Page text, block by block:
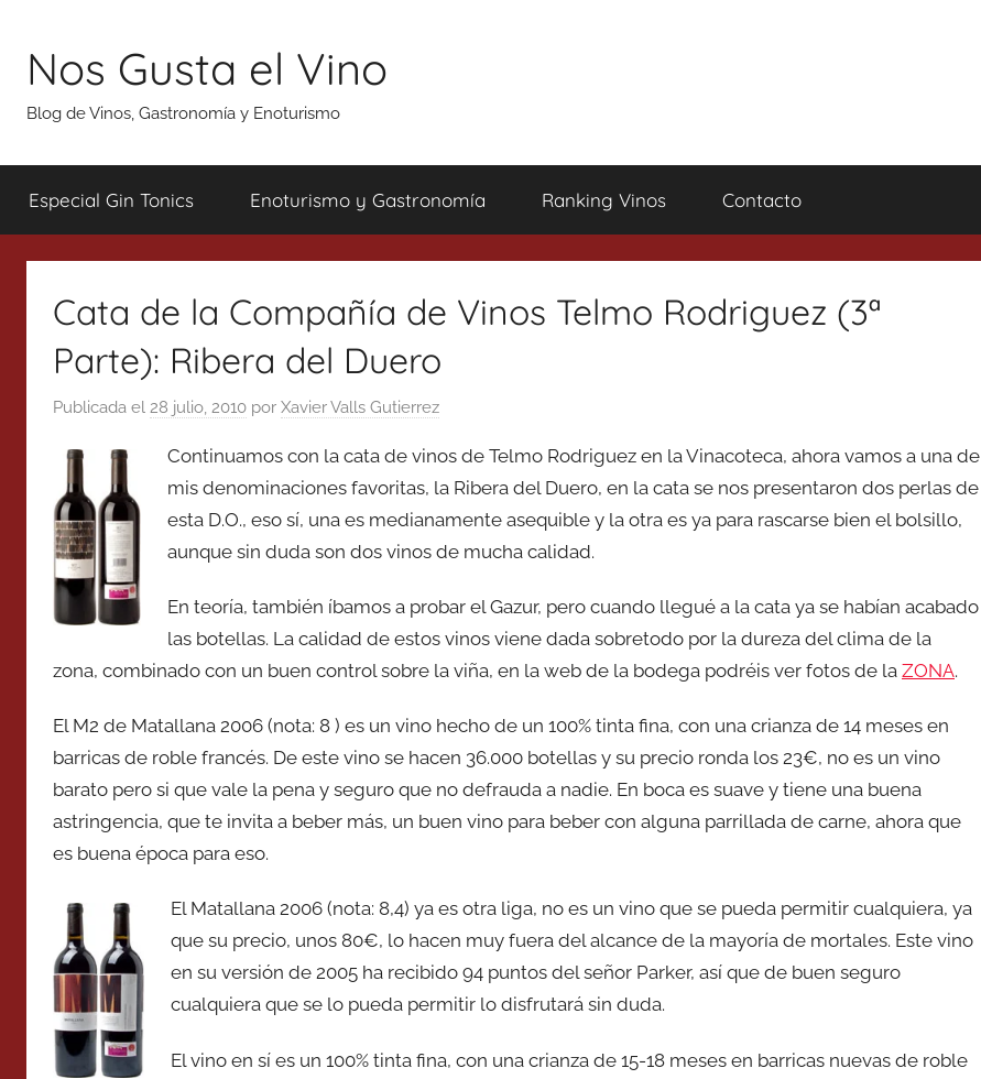
contenido
Nos Gusta el Vino
Blog de Vinos, Gastronomía y Enoturismo
Especial Gin Tonics Enoturismo y Gastronomía Ranking Vinos Contacto
Cata de la Compañía de Vinos Telmo Rodriguez (3ª
Parte): Ribera del Duero
Publicada el 28 julio, 2010 por Xavier Valls Gutierrez
Continuamos con la cata de vinos de Telmo Rodriguez en la Vinacoteca, ahora vamos a una de
mis denominaciones favoritas, la Ribera del Duero, en la cata se nos presentaron dos perlas de
esta D.O., eso sí, una es medianamente asequible y la otra es ya para rascarse bien el bolsillo,
aunque sin duda son dos vinos de mucha calidad.
En teoría, también íbamos a probar el Gazur, pero cuando llegué a la cata ya se habían acabado
las botellas. La calidad de estos vinos viene dada sobretodo por la dureza del clima de la
zona, combinado con un buen control sobre la viña, en la web de la bodega podréis ver fotos de la ZONA.
El M2 de Matallana 2006 (nota: 8 ) es un vino hecho de un 100% tinta fina, con una crianza de 14 meses en
barricas de roble francés. De este vino se hacen 36.000 botellas y su precio ronda los 23€, no es un vino
barato pero si que vale la pena y seguro que no defrauda a nadie. En boca es suave y tiene una buena
astringencia, que te invita a beber más, un buen vino para beber con alguna parrillada de carne, ahora que
es buena época para eso.
El Matallana 2006 (nota: 8,4) ya es otra liga, no es un vino que se pueda permitir cualquiera, ya
que su precio, unos 80€, lo hacen muy fuera del alcance de la mayoría de mortales. Este vino
en su versión de 2005 ha recibido 94 puntos del señor Parker, así que de buen seguro
cualquiera que se lo pueda permitir lo disfrutará sin duda.
El vino en sí es un 100% tinta fina, con una crianza de 15-18 meses en barricas nuevas de roble